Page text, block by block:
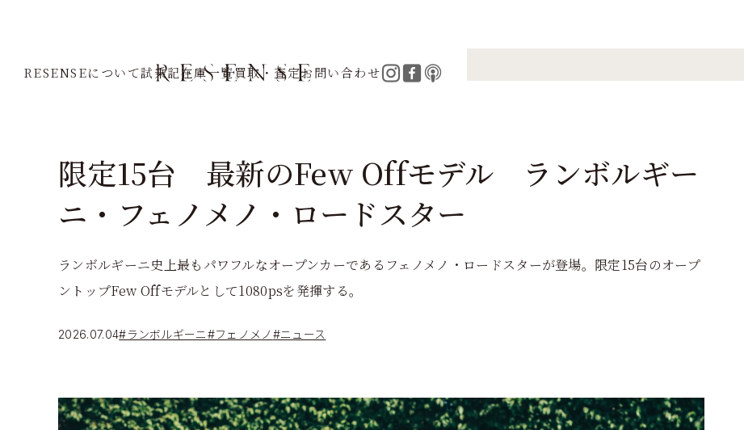
RESENSEについて試乗記在庫一覧買取・査定お問い合わせ
ランボルギーニ フェノメノ
限定15台 最新のFew Offモデル ランボルギー
ニ・フェノメノ・ロードスター
ランボルギーニ史上最もパワフルなオープンカーであるフェノメノ・ロードスターが登場。限定15台のオープ
ントップFew Offモデルとして1080psを発揮する。
2026.07.04#ランボルギーニ#フェノメノ #ニュース